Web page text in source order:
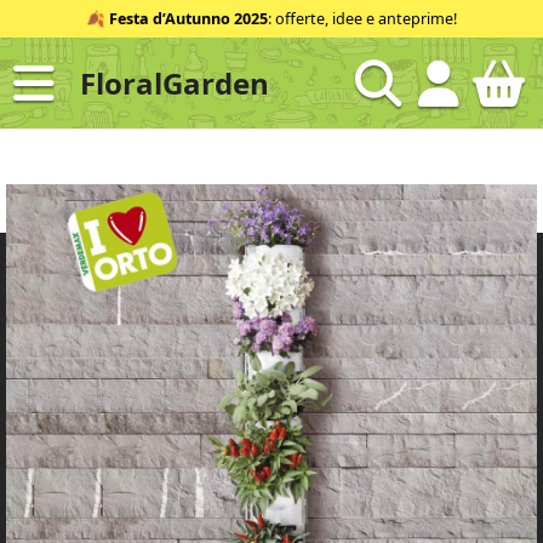
al
contenuto
ID
🍂 Festa d’Autunno 2025: offerte, idee e anteprime!
FloralGarden